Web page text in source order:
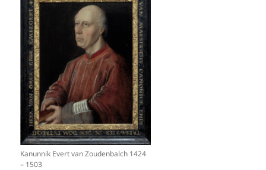
Kanunnik Evert van Zoudenbalch 1424
– 1503